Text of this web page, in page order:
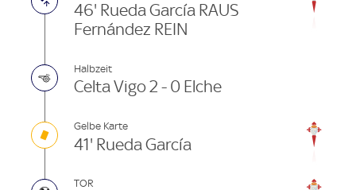
46' Rueda García RAUS
Fernández REIN
Halbzeit
Celta Vigo 2 - 0 Elche
Gelbe Karte
41' Rueda García
TOR